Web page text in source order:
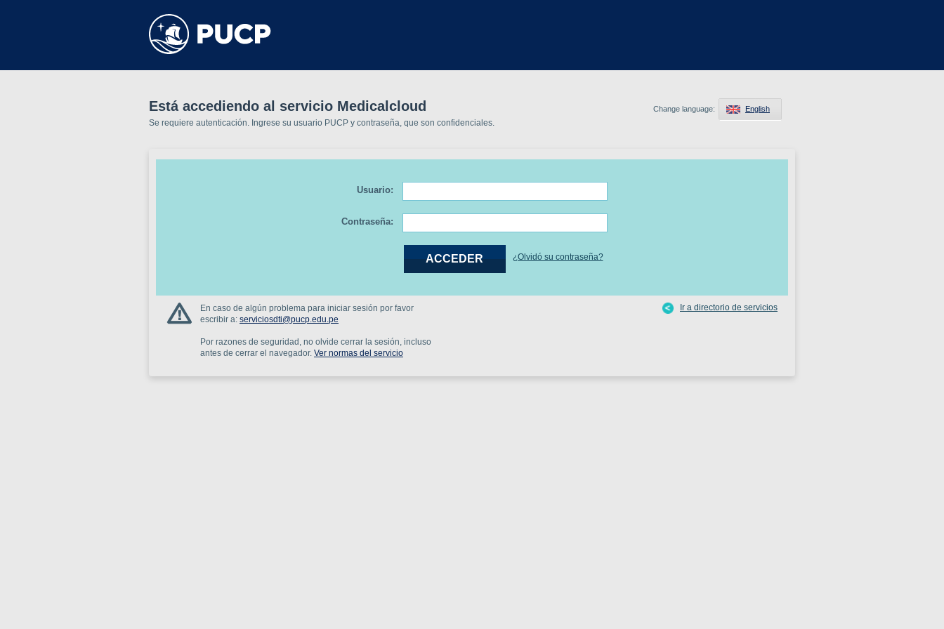
Está accediendo al servicio Medicalcloud
Se requiere autenticación. Ingrese su usuario PUCP y contraseña, que son confidenciales.
Change language: English
Usuario:
Contraseña:
¿Olvidó su contraseña?
En caso de algún problema para iniciar sesión por favor
escribir a: serviciosdti@pucp.edu.pe
Por razones de seguridad, no olvide cerrar la sesión, incluso
antes de cerrar el navegador. Ver normas del servicio
Ir a directorio de servicios